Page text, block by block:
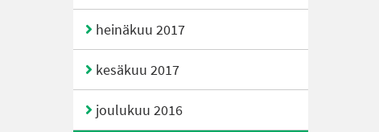
heinäkuu 2017
kesäkuu 2017
joulukuu 2016